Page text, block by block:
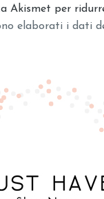
Akismet per
elaborati i dati